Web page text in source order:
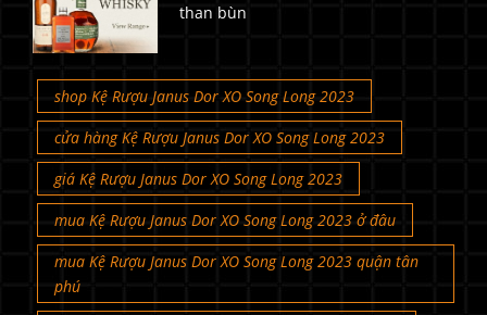
than bùn
shop Kệ Rượu Janus Dor XO Song Long 2023
cửa hàng Kệ Rượu Janus Dor XO Song Long 2023
giá Kệ Rượu Janus Dor XO Song Long 2023
mua Kệ Rượu Janus Dor XO Song Long 2023 ở đâu
mua Kệ Rượu Janus Dor XO Song Long 2023 quận tân
phú